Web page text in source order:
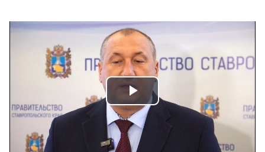
Play
Video